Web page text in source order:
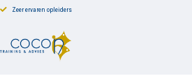
Zeer ervaren opleiders